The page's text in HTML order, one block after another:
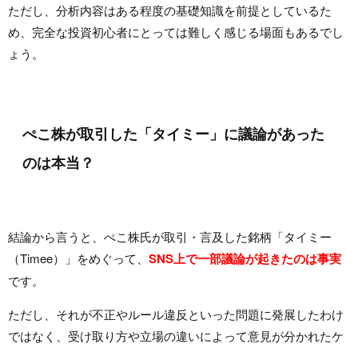
ただし、分析内容はある程度の基礎知識を前提としているた
め、完全な投資初心者にとっては難しく感じる場面もあるでし
ょう。
ぺこ株が取引した「タイミー」に議論があった
のは本当？
結論から言うと、ぺこ株氏が取引・言及した銘柄「タイミー
（Timee）」をめぐって、 SNS上で一部議論が起きたのは事実
です。
ただし、それが不正やルール違反といった問題に発展したわけ
ではなく、受け取り方や立場の違いによって意見が分かれたケ